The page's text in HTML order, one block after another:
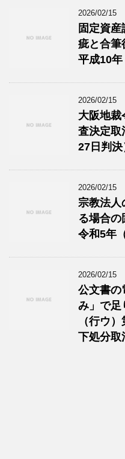
2026/02/15
固定資
疵と合筆
平成10
2026/02/15
大阪地裁
査決定取
27日判決
2026/02/15
宗教法人
る場合
令和5年
2026/02/15
公文書の
み」で足
（行ウ
下処分取